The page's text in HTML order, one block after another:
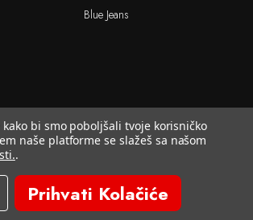
Blue Jeans
2026. Arola.rs sva prava zadržana
bi smo poboljšali tvoje korisničko
naše platforme se slažeš sa našom
.
Prihvati Kolačiće